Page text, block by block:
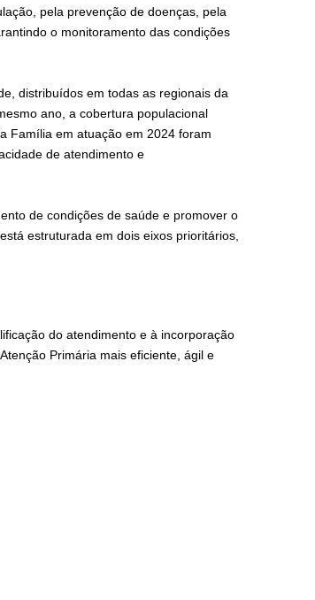
pela prevenção de doenças, pela
o monitoramento das condições
distribuídos em todas as regionais da
ano, a cobertura populacional
Família em atuação em 2024 foram
de atendimento e
de condições de saúde e promover o
estruturada em dois eixos prioritários,
do atendimento e à incorporação
Primária mais eficiente, ágil e